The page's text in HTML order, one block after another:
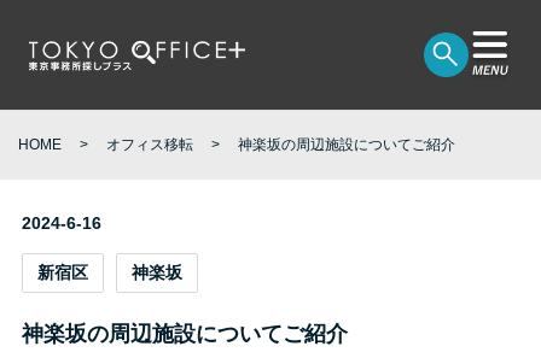
HOME オフィス移転 神楽坂の周辺施設についてご紹介
2024-6-16
新宿区 神楽坂
神楽坂の周辺施設についてご紹介